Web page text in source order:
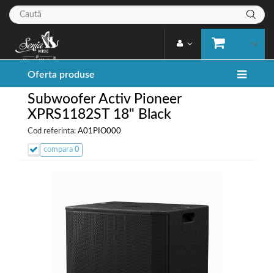
Oferta produse
Subwoofer Activ Pioneer
XPRS1182ST 18" Black
Cod referinta: A01PIO000
compara 0